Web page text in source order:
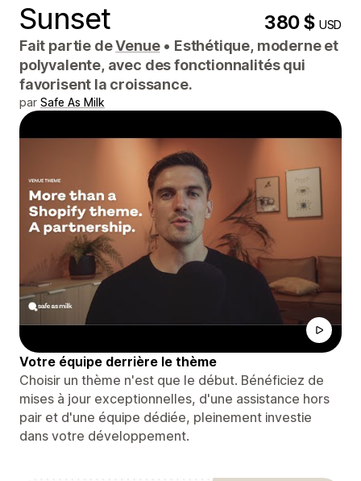
Sunset 380 $USD
Fait partie deVenue • Esthétique, moderne et
polyvalente, avec des fonctionnalités qui
favorisent la croissance.
par Safe As Milk
Votre équipe derrière le thème
Choisir un thème n'est que le début. Bénéficiez de
mises à jour exceptionnelles, d'une assistance hors
pair et d'une équipe dédiée, pleinement investie
dans votre développement.